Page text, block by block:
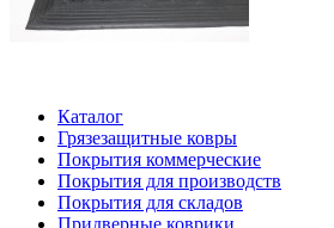
Каталог
Грязезащитные ковры
Покрытия коммерческие
Покрытия для производств
Покрытия для складов